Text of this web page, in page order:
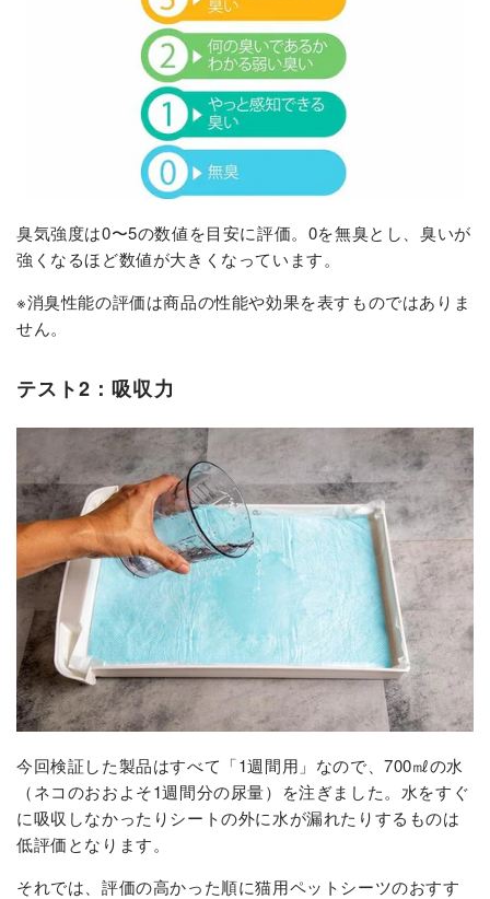
臭気強度は0〜5の数値を目安に評価。0を無臭とし、臭いが
強くなるほど数値が大きくなっています。
※消臭性能の評価は商品の性能や効果を表すものではありま
せん。
テスト2：吸収力
今回検証した製品はすべて「1週間用」なので、700㎖の水
（ネコのおおよそ1週間分の尿量）を注ぎました。水をすぐ
に吸収しなかったりシートの外に水が漏れたりするものは
低評価となります。
それでは、評価の高かった順に猫用ペットシーツのおすす